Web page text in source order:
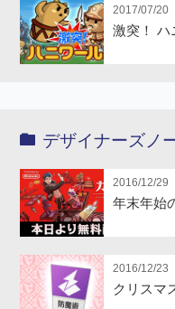
2017/07/20
激突！ ハ
デザイナーズノ
2016/12/29
年末年始
2016/12/23
クリスマ